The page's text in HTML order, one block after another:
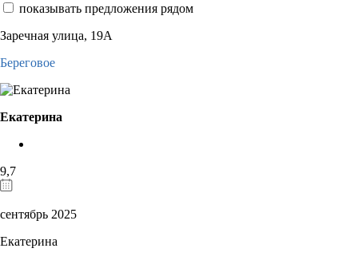
показывать предложения рядом
Заречная улица, 19А
Береговое
Екатерина
9,7
сентябрь 2025
Екатерина